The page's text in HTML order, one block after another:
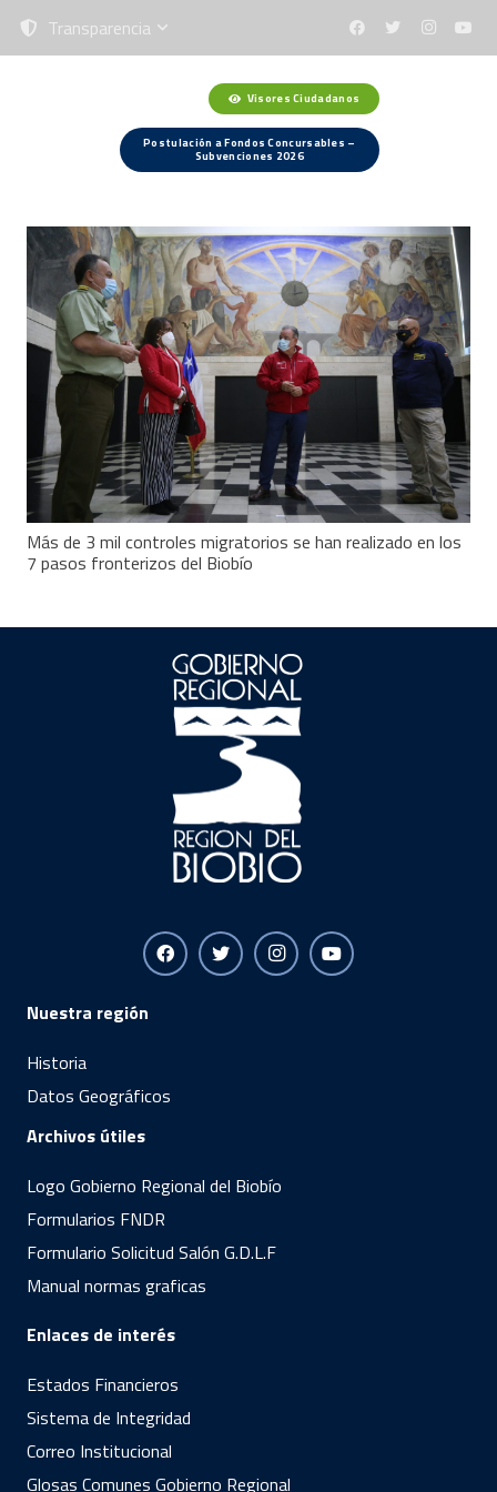
Transparencia
Visores Ciudadanos
Postulación a Fondos Concursables –
Subvenciones 2026
Más de 3 mil controles migratorios se han realizado en los
7 pasos fronterizos del Biobío
Nuestra región
Historia
Datos Geográficos
Archivos útiles
Logo Gobierno Regional del Biobío
Formularios FNDR
Formulario Solicitud Salón G.D.L.F
Manual normas graficas
Enlaces de interés
Estados Financieros
Sistema de Integridad
Correo Institucional
Glosas Comunes Gobierno Regional